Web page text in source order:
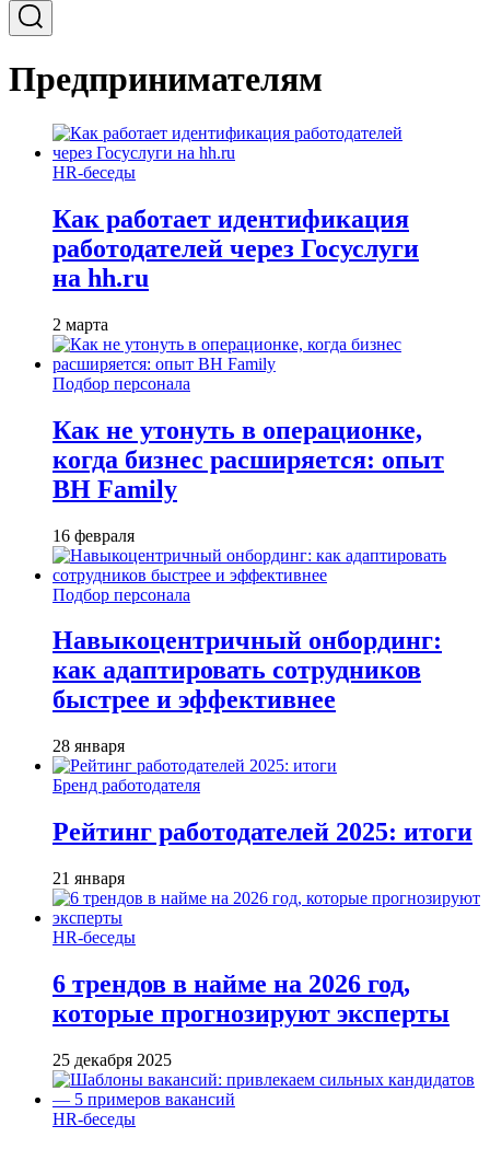
Предпринимателям
HR-беседы
Как работает идентификация
работодателей через Госуслуги
на hh.ru
2 марта
Подбор персонала
Как не утонуть в операционке,
когда бизнес расширяется: опыт
BH Family
16 февраля
Подбор персонала
Навыкоцентричный онбординг:
как адаптировать сотрудников
быстрее и эффективнее
28 января
Бренд работодателя
Рейтинг работодателей 2025: итоги
21 января
HR-беседы
6 трендов в найме на 2026 год,
которые прогнозируют эксперты
25 декабря 2025
HR-беседы